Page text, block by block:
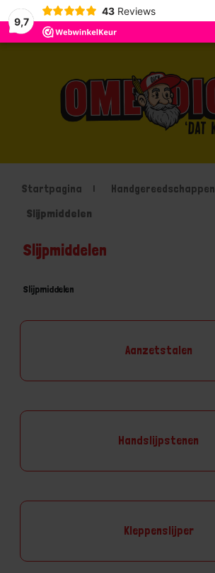
9,7
43 Reviews
Startpagina
Handgereedschappen
Slijpmiddelen
Slijpmiddelen
Slijpmiddelen
Aanzetstalen
Handslijpstenen
Kleppenslijper